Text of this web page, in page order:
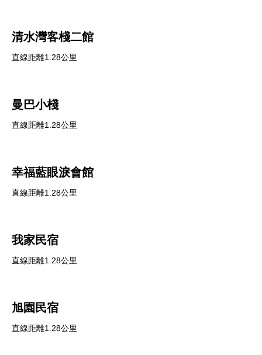
清水灣客棧二館
直線距離1.28公里
曼巴小棧
直線距離1.28公里
幸福藍眼淚會館
直線距離1.28公里
我家民宿
直線距離1.28公里
旭園民宿
直線距離1.28公里